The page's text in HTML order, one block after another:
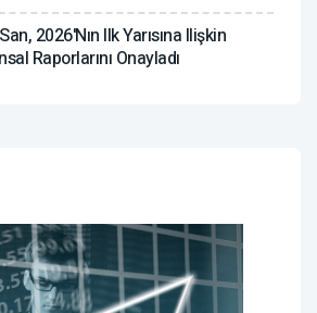
2026'nın Ilk Yarısına Ilişkin
Raporlarını Onayladı